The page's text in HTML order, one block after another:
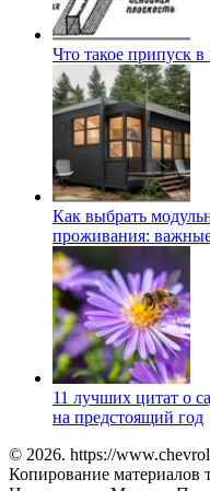
Что такое припуск в
Как выбрать
проживания:
11 лучших цитат о
на предстоящий год
© 2026. https://
Копирование материалов